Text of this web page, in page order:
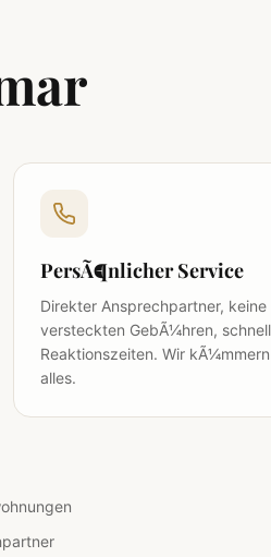
PersÃ¶nlicher Service
Direkter Ansprechpartner, keine
versteckten GebÃ¼hren,
Reaktionszeiten. Wir
alles.